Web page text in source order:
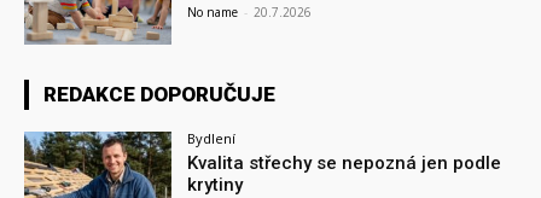
No name - 20.7.2026
REDAKCE DOPORUČUJE
Bydlení
Kvalita střechy se nepozná jen podle
krytiny